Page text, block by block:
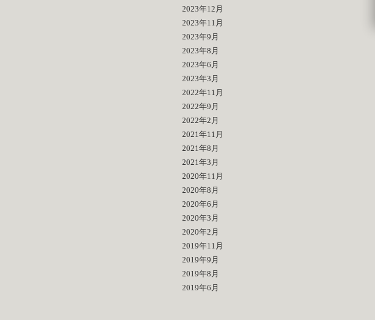
2023年12月
2023年11月
2023年9月
2023年8月
2023年6月
2023年3月
2022年11月
2022年9月
2022年2月
2021年11月
2021年8月
2021年3月
2020年11月
2020年8月
2020年6月
2020年3月
2020年2月
2019年11月
2019年9月
2019年8月
2019年6月